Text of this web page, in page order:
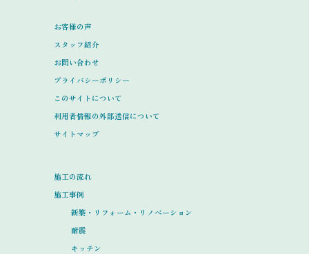
お客様の声
スタッフ紹介
お問い合わせ
プライバシーポリシー
このサイトについて
利用者情報の外部送信について
サイトマップ
施工の流れ
施工事例
新築・リフォーム・リノベーション
耐震
キッチン